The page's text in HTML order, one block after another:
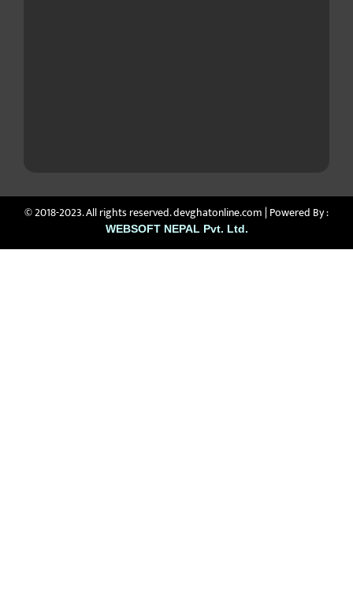
© 2018-2023. All rights reserved. devghatonline.com | Powered By :
WEBSOFT NEPAL Pvt. Ltd.